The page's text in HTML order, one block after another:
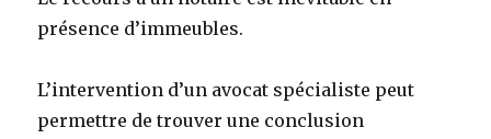
présence d’immeubles.
L’intervention d’un avocat spécialiste peut
permettre de trouver une conclusion